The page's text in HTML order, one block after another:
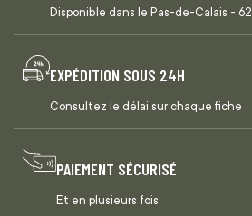
Disponible dans le Pas-de-Calais - 62
EXPÉDITION SOUS 24H
Consultez le délai sur chaque fiche
PAIEMENT SÉCURISÉ
Et en plusieurs fois